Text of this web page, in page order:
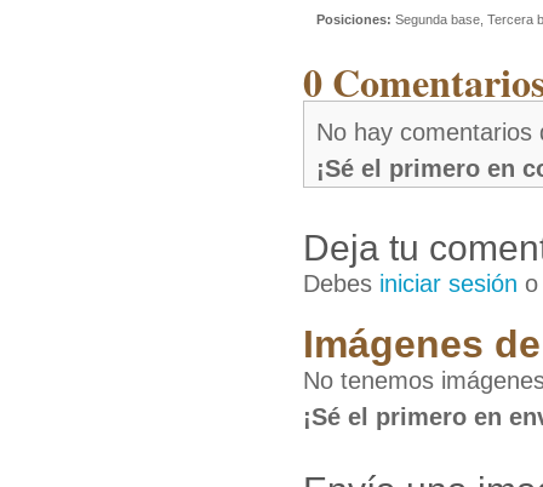
Posiciones: Segunda base, Tercera
0
No hay
¡Sé el primero en
Deja tu
Debes iniciar sesión
Imágenes
No tenemos
¡Sé el primero en